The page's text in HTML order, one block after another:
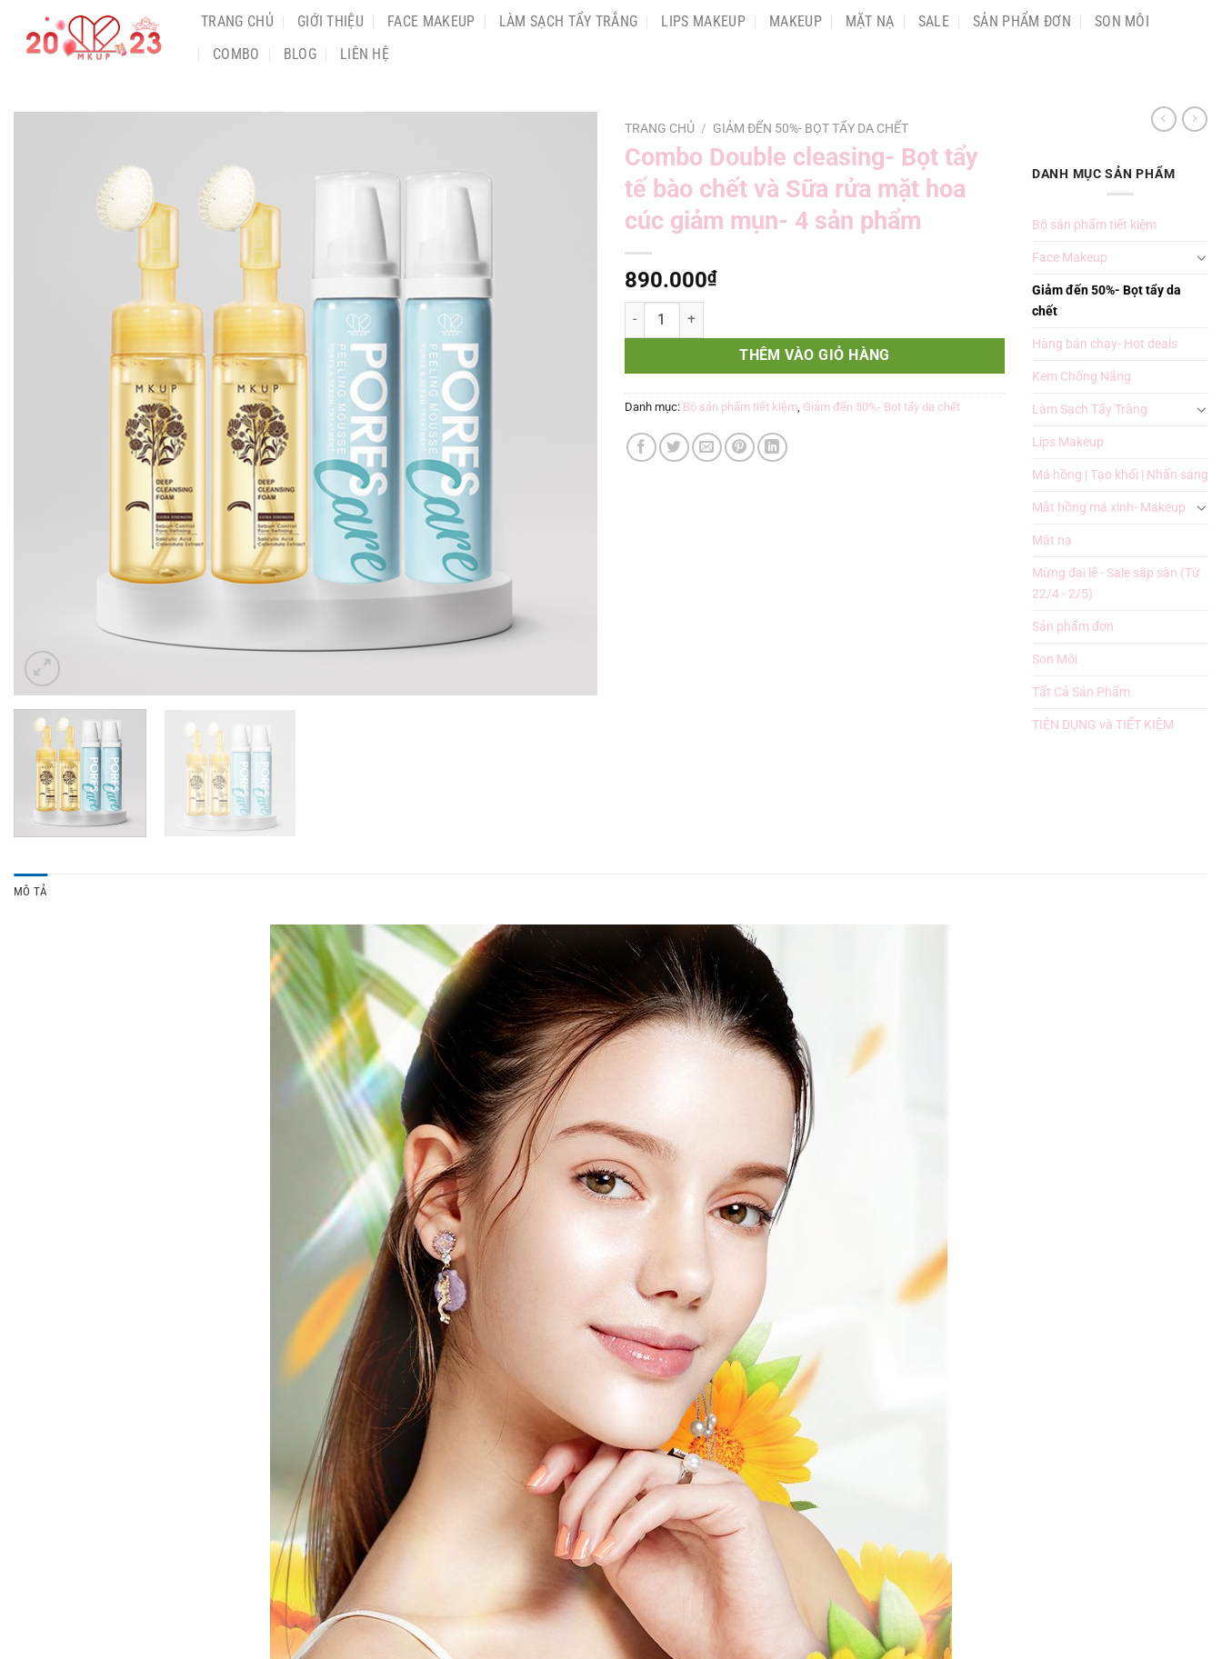
TRANG CHỦ GIỚI THIỆU FACE MAKEUP LÀM SẠCH TẨY TRẮNG LIPS MAKEUP MAKEUP MẶT NẠ SALE SẢN PHẨM ĐƠN
SON MÔI
COMBO
BLOG LIÊN HỆ
TRANG CHỦ / GIẢM ĐẾN 50%- BỌT TẨY DA CHẾT
Combo Double cleasing- Bọt tẩy
tế bào chết và Sữa rửa mặt hoa
cúc giảm mụn- 4 sản phẩm
890.000₫
Combo Double cleasing- Bọt tẩy tế bào chết và Sữa rửa mặt hoa cúc giảm mụn- 4 sản phẩm số lượng
THÊM VÀO GIỎ HÀNG
Danh mục: Bộ sản phẩm tiết kiệm Giảm đến 50%- Bọt tẩy da chết
DANH MỤC SẢN PHẨM
Bộ sản phẩm tiết kiệm
Face Makeup
Giảm đến 50%- Bọt tẩy da
chết
Hàng bán chạy- Hot deals
Kem Chống Nắng
Làm Sạch Tẩy Trắng
Lips Makeup
Má hồng | Tạo khối | Nhấn sáng
Mắt hồng má xinh- Makeup
Mặt nạ
Mừng đại lễ - Sale sập sàn (Từ
22/4 - 2/5)
Sản phẩm đơn
Son Môi
Tất Cả Sản Phẩm
TIỆN DỤNG và TIẾT KIỆM
MÔ TẢ